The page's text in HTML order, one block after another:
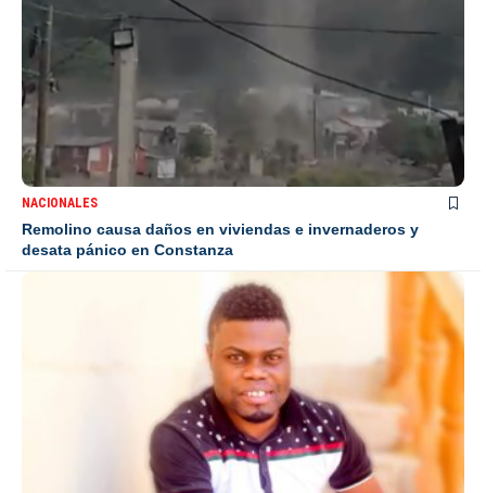
NACIONALES
Remolino causa daños en viviendas e invernaderos y
desata pánico en Constanza